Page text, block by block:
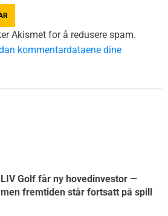
Akismet for å redusere spam.
kommentardataene dine
LIV Golf får ny hovedinvestor —
men fremtiden står fortsatt på spill